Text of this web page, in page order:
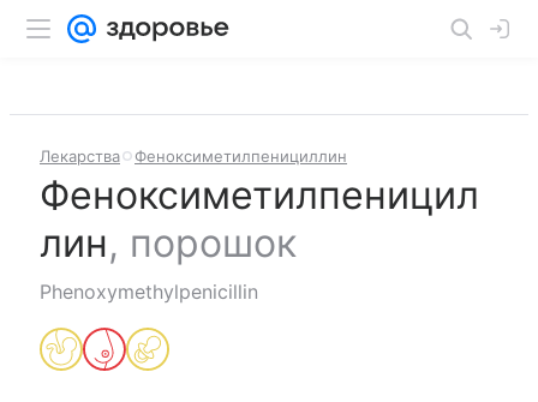
Лекарства Феноксиметилпенициллин
Феноксиметилпеницил
лин, порошок
Phenoxymethylpenicillin